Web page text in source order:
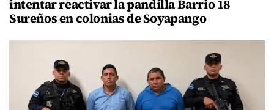
intentar reactivar la pandilla Barrio 18
Sureños en colonias de Soyapango